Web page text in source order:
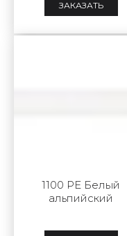
ЗАКАЗАТЬ
1100 PE Белый
альпийский